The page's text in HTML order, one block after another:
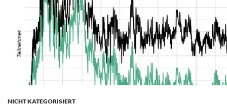
NICHT KATEGORISIERT